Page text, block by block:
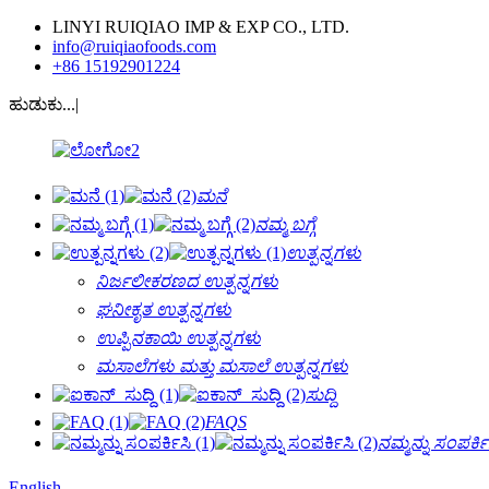
LINYI RUIQIAO IMP & EXP CO., LTD.
info@ruiqiaofoods.com
+86 15192901224
ಹುಡುಕು...|
ಮನೆ
ನಮ್ಮ ಬಗ್ಗೆ
ಉತ್ಪನ್ನಗಳು
ನಿರ್ಜಲೀಕರಣದ ಉತ್ಪನ್ನಗಳು
ಘನೀಕೃತ ಉತ್ಪನ್ನಗಳು
ಉಪ್ಪಿನಕಾಯಿ ಉತ್ಪನ್ನಗಳು
ಮಸಾಲೆಗಳು ಮತ್ತು ಮಸಾಲೆ ಉತ್ಪನ್ನಗಳು
ಸುದ್ದಿ
FAQS
ನಮ್ಮನ್ನು